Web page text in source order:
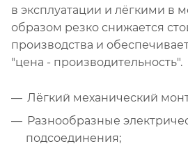
в эксплуатации и лёгкими в
образом резко снижается
производства и
"цена - производительность".
Лёгкий механический
Разнообразные
подсоединения;